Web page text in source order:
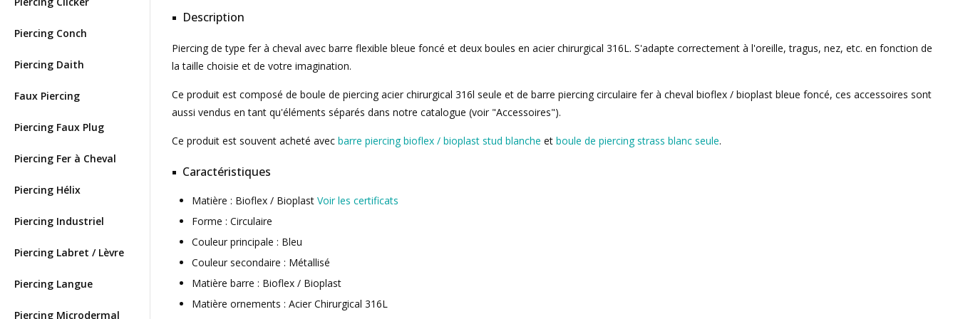
Piercing Conch
Piercing Daith
Faux Piercing
Piercing Faux Plug
Piercing Fer à Cheval
Piercing Hélix
Piercing Industriel
Piercing Labret / Lèvre
Piercing Langue
Piercing Microdermal
Description
Piercing de type fer à cheval avec barre flexible bleue foncé et deux boules en acier chirurgical 316L. S'adapte correctement à l'oreille, tragus, nez, etc. en fonction de
la taille choisie et de votre imagination.
Ce produit est composé de boule de piercing acier chirurgical 316l seule et de barre piercing circulaire fer à cheval bioflex / bioplast bleue foncé, ces accessoires sont
aussi vendus en tant qu'éléments séparés dans notre catalogue (voir "Accessoires").
Ce produit est souvent acheté avec barre piercing bioflex / bioplast stud blanche et boule de piercing strass blanc seule.
Caractéristiques
Matière : Bioflex / Bioplast Voir les certificats
Forme : Circulaire
Couleur principale : Bleu
Couleur secondaire : Métallisé
Matière barre : Bioflex / Bioplast
Matière ornements : Acier Chirurgical 316L